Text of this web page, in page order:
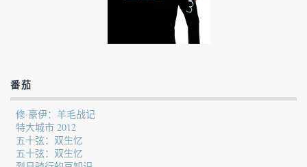
番茄
修·豪伊：羊毛战记
特大城市 2012
五十弦：双生忆
五十弦：双生忆